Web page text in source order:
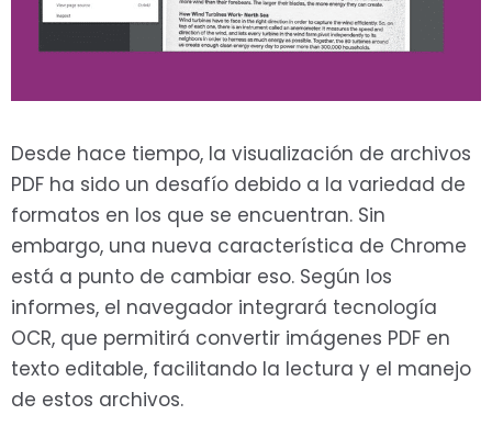
Desde hace tiempo, la visualización de archivos
PDF ha sido un desafío debido a la variedad de
formatos en los que se encuentran. Sin
embargo, una nueva característica de Chrome
está a punto de cambiar eso. Según los
informes, el navegador integrará tecnología
OCR, que permitirá convertir imágenes PDF en
texto editable, facilitando la lectura y el manejo
de estos archivos.